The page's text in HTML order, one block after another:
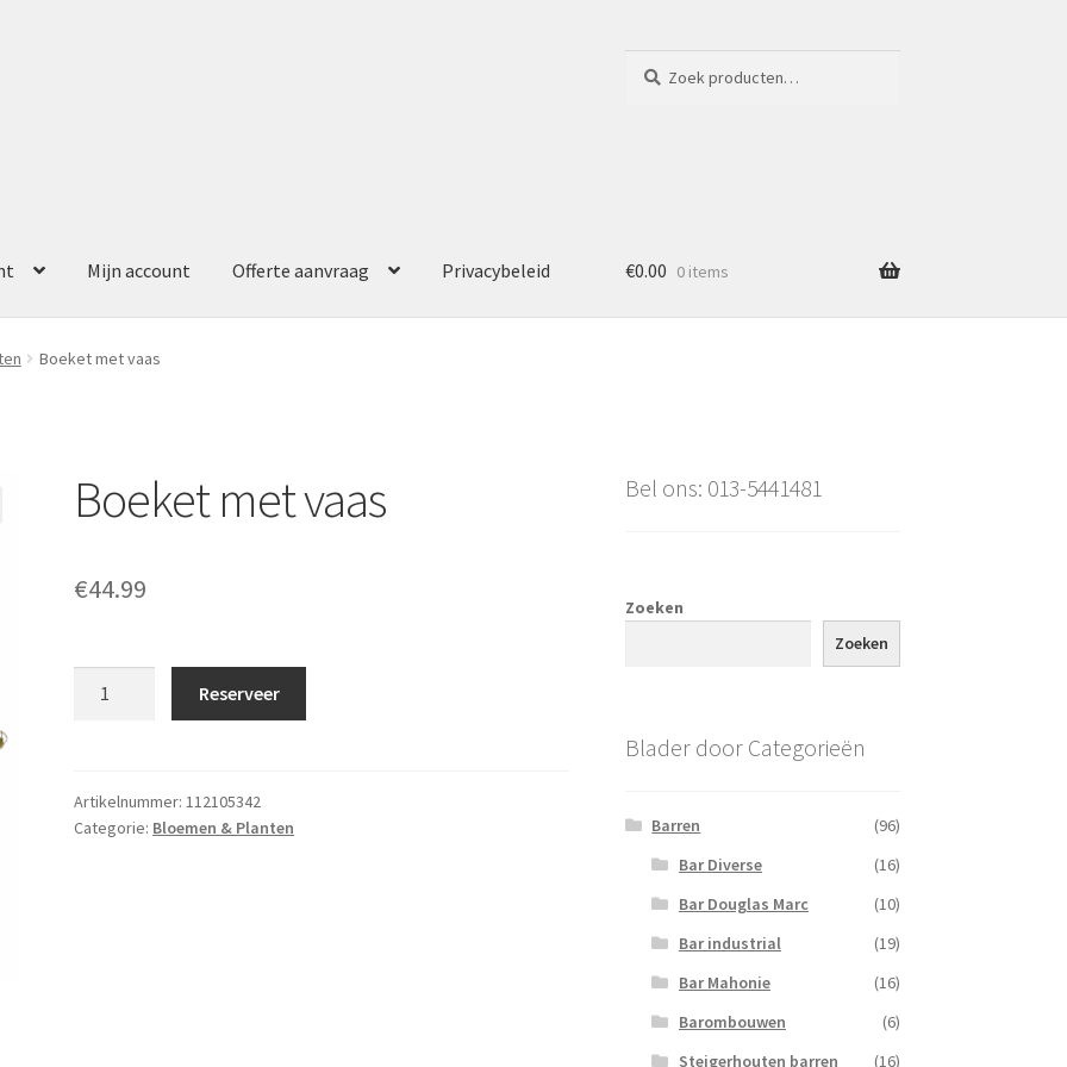
naar:
Mijn account Offerte aanvraag Privacybeleid
Offerte aanvraag
€0.00 0 items
Boeket met vaas
Boeket met vaas
€44.99
Reserveer
Artikelnummer:112105342
Categorie: Bloemen & Planten
Bel ons: 013-5441481
Zoeken
Zoeken
Blader door Categorieën
Barren
(96)
Bar Diverse
(16)
Bar Douglas Marc
(10)
Bar industrial
(19)
Bar Mahonie
(16)
Barombouwen
(6)
Steigerhouten barren
(16)